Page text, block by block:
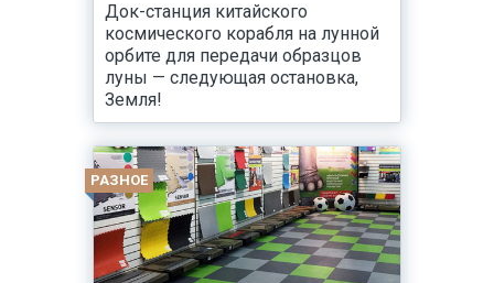
Док-станция китайского
космического корабля на лунной
орбите для передачи образцов
луны — следующая остановка,
Земля!
РАЗНОЕ